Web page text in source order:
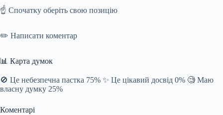
☝️ Спочатку оберіть свою позицію
✏️ Написати коментар
📊 Карта думок
🚫 Це небезпечна пастка 75% ✨ Це цікавий досвід 0% 🧐 Маю
власну думку 25%
Коментарі